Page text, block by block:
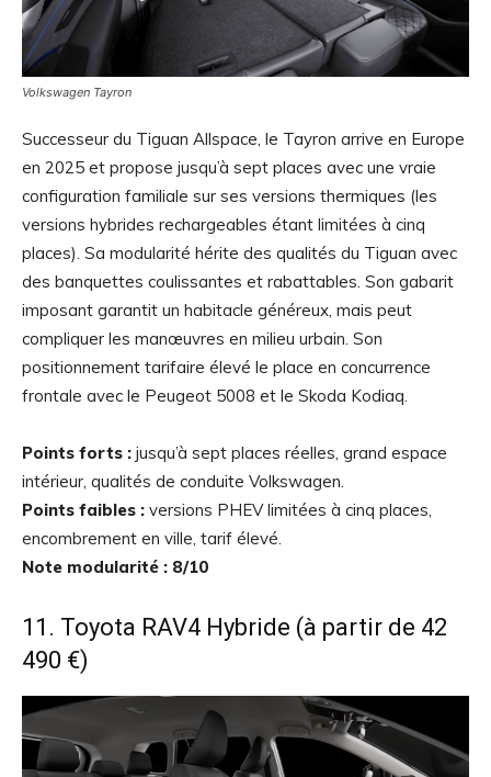
Volkswagen Tayron
Successeur du Tiguan Allspace, le Tayron arrive en Europe
en 2025 et propose jusqu’à sept places avec une vraie
configuration familiale sur ses versions thermiques (les
versions hybrides rechargeables étant limitées à cinq
places). Sa modularité hérite des qualités du Tiguan avec
des banquettes coulissantes et rabattables. Son gabarit
imposant garantit un habitacle généreux, mais peut
compliquer les manœuvres en milieu urbain. Son
positionnement tarifaire élevé le place en concurrence
frontale avec le Peugeot 5008 et le Skoda Kodiaq.
Points forts : jusqu’à sept places réelles, grand espace
intérieur, qualités de conduite Volkswagen.
Points faibles : versions PHEV limitées à cinq places,
encombrement en ville, tarif élevé.
Note modularité : 8/10
11. Toyota RAV4 Hybride (à partir de 42
490 €)